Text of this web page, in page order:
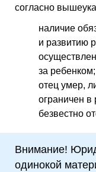
согласно
наличие
и развитию
за ребенком;
отец умер,
ограничен в
безвестно
Внимание!
одинокой